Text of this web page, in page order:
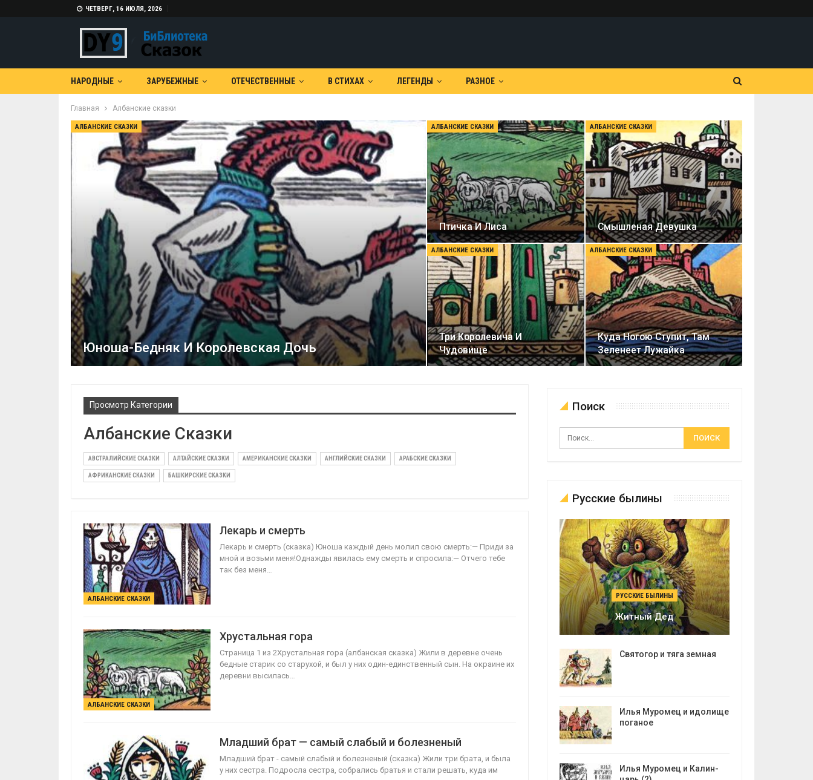
ЧЕТВЕРГ, 16 ИЮЛЯ, 2026
НАРОДНЫЕ ЗАРУБЕЖНЫЕ ОТЕЧЕСТВЕННЫЕ В СТИХАХ ЛЕГЕНДЫ РАЗНОЕ
Главная Албанские сказки
АЛБАНСКИЕ СКАЗКИ
Юноша-Бедняк И Королевская Дочь
АЛБАНСКИЕ СКАЗКИ
Птичка И Лиса
АЛБАНСКИЕ СКАЗКИ
Смышленая Девушка
АЛБАНСКИЕ СКАЗКИ
Три Королевича И
Чудовище
АЛБАНСКИЕ СКАЗКИ
Куда Ногою Ступит, Там
Зеленеет Лужайка
Просмотр Категории
Албанские Сказки
АВСТРАЛИЙСКИЕ СКАЗКИ АЛТАЙСКИЕ СКАЗКИ АМЕРИКАНСКИЕ СКАЗКИ АНГЛИЙСКИЕ СКАЗКИ АРАБСКИЕ СКАЗКИ
АФРИКАНСКИЕ СКАЗКИ БАШКИРСКИЕ СКАЗКИ
АЛБАНСКИЕ СКАЗКИ
Лекарь и смерть
Лекарь и смерть (сказка) Юноша каждый день молил свою смерть:— Приди за
мной и возьми меня!Однажды явилась ему смерть и спросила:— Отчего тебе
так без меня…
АЛБАНСКИЕ СКАЗКИ
Хрустальная гора
Страница 1 из 2Хрустальная гора (албанская сказка) Жили в деревне очень
бедные старик со старухой, и был у них один-единственный сын. На окраине их
деревни высилась…
Младший брат — самый слабый и болезненый
Младший брат - самый слабый и болезненый (сказка) Жили три брата, и была
у них сестра. Подросла сестра, собрались братья и стали решать, куда им
Поиск
Русские былины
РУССКИЕ БЫЛИНЫ
Житный Дед
Святогор и тяга земная
Илья Муромец и идолище
поганое
Илья Муромец и Калин-